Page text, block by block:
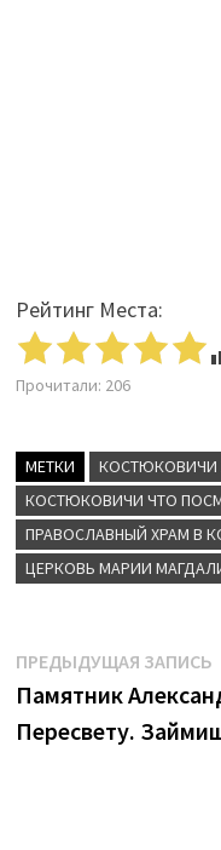
Рейтинг Места:
Прочитали: 206
МЕТКИ
КОСТЮКОВИЧИ
КОСТЮКОВИЧИ ЧТО
ПРАВОСЛАВНЫЙ ХРАМ В
ЦЕРКОВЬ МАРИИ
Навигация
по
записям
ПРЕДЫДУЩАЯ ЗАПИСЬ
Памятник
Пересвету.